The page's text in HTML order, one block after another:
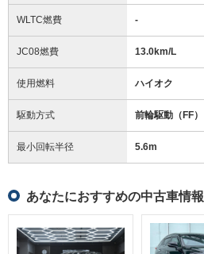
WLTC燃費 -
JC08燃費 13.0km/L
使用燃料 ハイオク
駆動方式 前輪駆動（FF）
最小回転半径 5.6m
あなたにおすすめの中古車情報